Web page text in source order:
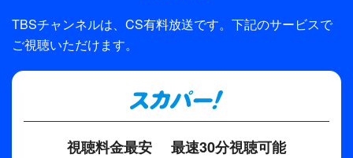
TBSチャンネルは、CS有料放送です。下記のサービスで
ご視聴いただけます。
視聴料金最安 最速30分視聴可能